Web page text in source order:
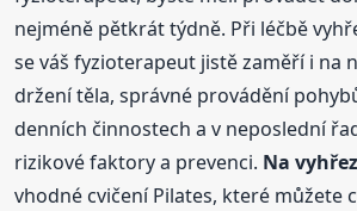
nejméně pětkrát týdně. Při léčbě
se váš fyzioterapeut jistě zaměří i na
držení těla, správné provádění
denních činnostech a v neposlední
rizikové faktory a prevenci. Na
vhodné cvičení Pilates, které můžete